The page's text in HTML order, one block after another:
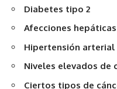
Diabetes tipo 2
Afecciones hepáticas
Hipertensión arterial
Niveles elevados de
Ciertos tipos de